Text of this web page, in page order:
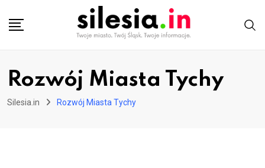
Rozwój Miasta Tychy
Silesia.in Rozwój Miasta Tychy